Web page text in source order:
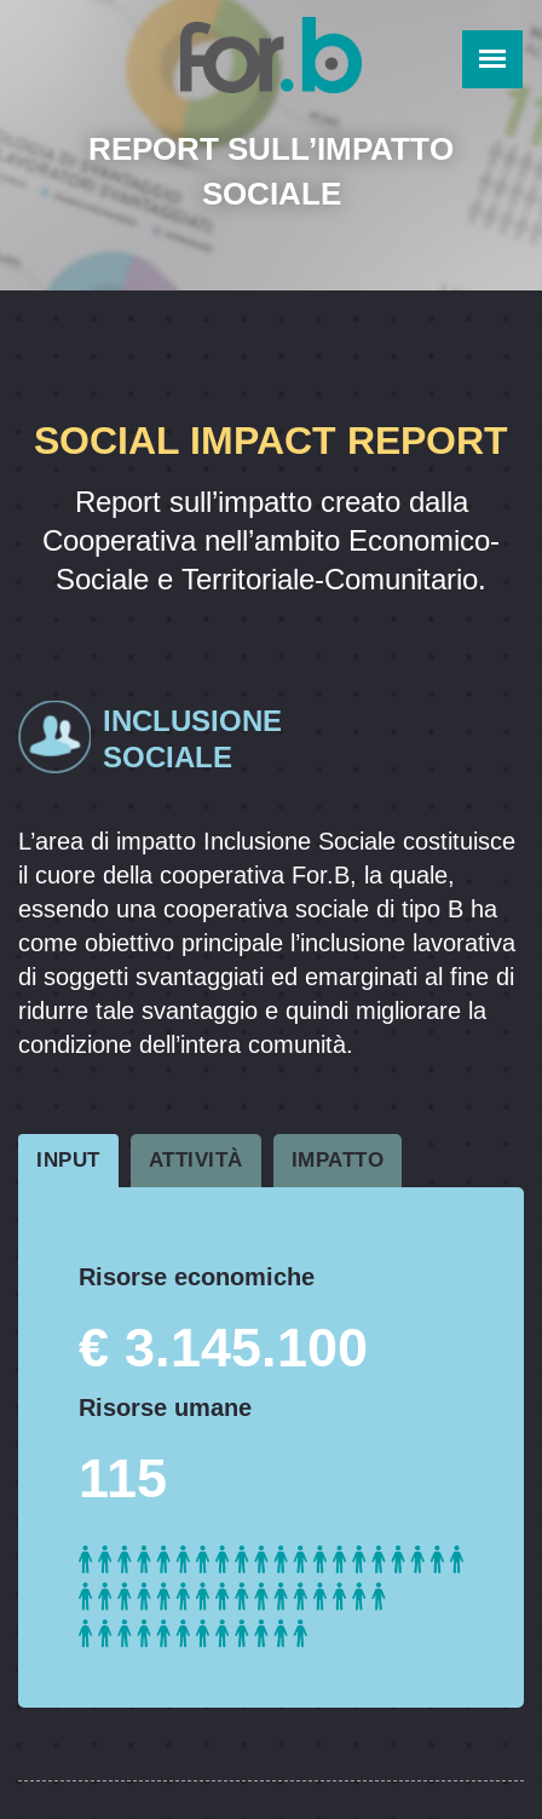
REPORT SULL’IMPATTO
SOCIALE
SOCIAL IMPACT REPORT
Report sull’impatto creato dalla
Cooperativa nell’ambito Economico-
Sociale e Territoriale-Comunitario.
INCLUSIONE
SOCIALE
L’area di impatto Inclusione Sociale costituisce
il cuore della cooperativa For.B, la quale,
essendo una cooperativa sociale di tipo B ha
come obiettivo principale l’inclusione lavorativa
di soggetti svantaggiati ed emarginati al fine di
ridurre tale svantaggio e quindi migliorare la
condizione dell’intera comunità.
INPUT ATTIVITÀ IMPATTO
Risorse economiche
€ 3.145.100
Risorse umane
115